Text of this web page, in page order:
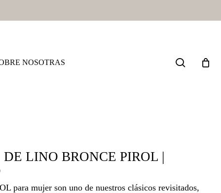
NOSOTRAS search
LINO BRONCE PIROL |
para mujer son uno de nuestros clásicos revisitados,